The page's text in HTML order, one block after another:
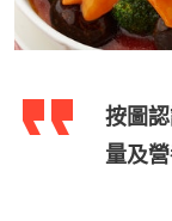
按圖
量及